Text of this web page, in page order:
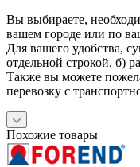
Вы выбираете,
вашем городе или по
Для вашего удобства,
отдельной строкой, б)
Также вы можете
перевозку с
Похожие товары